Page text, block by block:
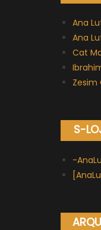
Ana
Ana
Cat
Zesim
S-
-